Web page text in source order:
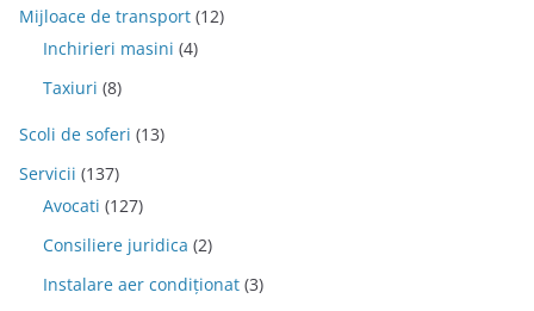
Mijloace de transport (12)
Inchirieri masini (4)
Taxiuri (8)
Scoli de soferi (13)
Servicii (137)
Avocati (127)
Consiliere juridica (2)
Instalare aer condiționat (3)